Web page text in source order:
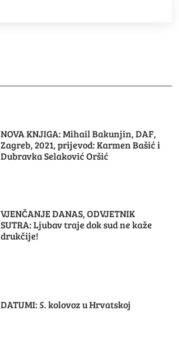
NOVA KNJIGA: Mihail Bakunjin, DAF,
Zagreb, 2021, prijevod: Karmen Bašić i
Dubravka Selaković Oršić
VJENČANJE DANAS, ODVJETNIK
SUTRA: Ljubav traje dok sud ne kaže
drukčije!
DATUMI: 5. kolovoz u Hrvatskoj